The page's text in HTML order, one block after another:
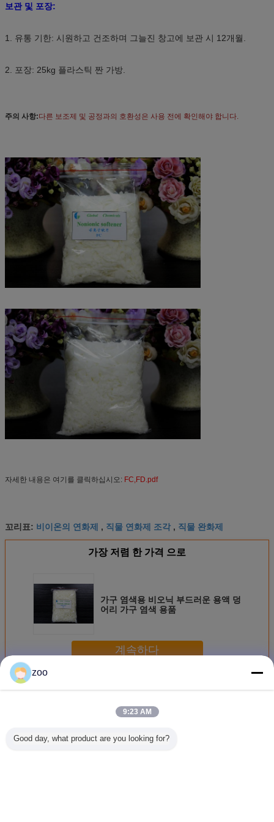
보관 및 포장:
1. 유통 기한: 시원하고 건조하며 그늘진 창고에 보관 시 12개월.
2. 포장: 25kg 플라스틱 짠 가방.
주의 사항:다른 보조제 및 공정과의 호환성은 사용 전에 확인해야 합니다.
자세한 내용은 여기를 클릭하십시오: FC,FD.pdf
꼬리표: 비이온의 연화제 , 직물 연화제 조각 , 직물 완화제
가장 저렴 한 가격 으로
가구 염색용 비오닉 부드러운 용액 덩
어리 가구 염색 용품
계속하다
더 많은 것
zoo
9:23 AM
Good day, what product are you looking for?